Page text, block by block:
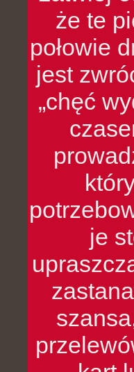
że te
połowie
jest
„chęć
je